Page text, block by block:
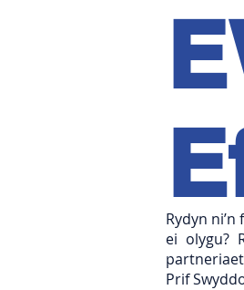
Rydyn
ei olygu?
Prif